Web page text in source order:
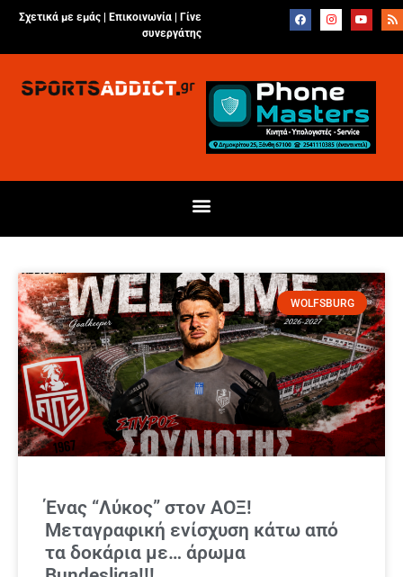
Σχετικά με εμάς | Επικοινωνία
Γίνε
συνεργάτης
WOLFSBURG
Ένας “Λύκος” στον ΑΟΞ!
Μεταγραφική ενίσχυση κάτω από
τα δοκάρια με… άρωμα